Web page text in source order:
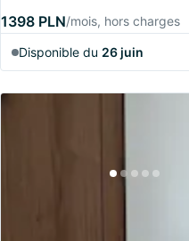
1398 PLN/mois, hors charges
Disponible du 26 juin